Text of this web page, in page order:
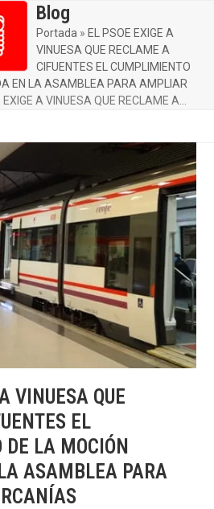
Blog
Portada » EL PSOE EXIGE A
VINUESA QUE RECLAME A
CIFUENTES EL CUMPLIMIENTO
EN LA ASAMBLEA PARA AMPLIAR
EXIGE A VINUESA QUE RECLAME A…
VINUESA QUE
EL
LA MOCIÓN
ASAMBLEA PARA